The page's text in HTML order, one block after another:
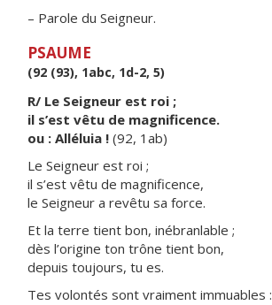
– Parole du Seigneur.
PSAUME
(92 (93), 1abc, 1d-2, 5)
R/ Le Seigneur est roi ;
il s’est vêtu de magnificence.
ou : Alléluia ! (92, 1ab)
Le Seigneur est roi ;
il s’est vêtu de magnificence,
le Seigneur a revêtu sa force.
Et la terre tient bon, inébranlable ;
dès l’origine ton trône tient bon,
depuis toujours, tu es.
Tes volontés sont vraiment immuables :